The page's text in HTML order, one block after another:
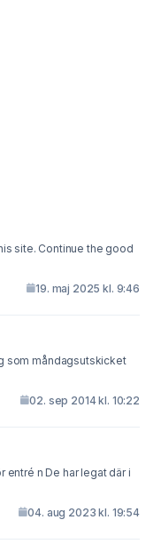
the good
19. maj 2025 kl. 9:46
som måndagsutskicket
02. sep 2014 kl. 10:22
legat där i
04. aug 2023 kl. 19:54